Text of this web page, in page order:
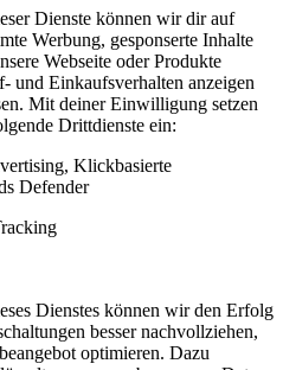
Dienste können wir dir auf
Werbung, gesponserte Inhalte
Webseite oder Produkte
und Einkaufsverhalten anzeigen
Mit deiner Einwilligung setzen
Drittdienste ein:
Klickbasierte
Defender
Dienstes können wir den Erfolg
besser nachvollziehen,
optimieren. Dazu